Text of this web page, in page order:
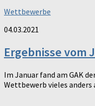
Wettbewerbe
04.03.2021
Ergebnisse vom
Im Januar fand am GAK
Wettbewerb vieles